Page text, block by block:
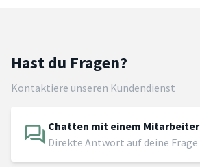
Hast du Fragen?
Kontaktiere unseren Kundendienst
Chatten mit einem Mitarbeiter
Direkte Antwort auf deine Frage